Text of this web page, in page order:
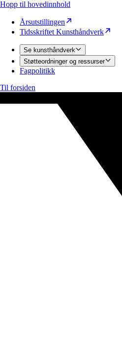
Hopp til hovedinnhold
Årsutstillingen
Tidsskriftet Kunsthåndverk
Se kunsthåndverk
Støtteordninger og ressurser
Fagpolitikk
Til forsiden